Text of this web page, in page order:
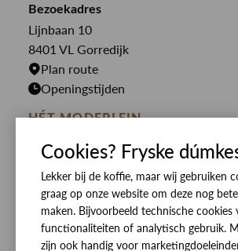
Bekijk alle merken >
Jurken
Rokken
T-shirts
Bezoekadres
Lijnbaan 10
8401 VL Gorredijk
Plan route
Openingstijden
HÉT MODEPLEIN
ZIJ VAN RINSMA
DE HEEREN VAN RINSMA
RINSMA.CONCEPTS
Eten en drinken
CUSTOMER CARE
Veelgestelde vragen
Retourneren & Ruilen
Betaalmethoden
SOCIALS
ZIJ VAN RINSMA DE
Cookies? Fryske
Lekker bij de koffie, maar wij gebruiken
graag op onze website om deze nog
maken. Bijvoorbeeld technische cookies
functionaliteiten of analytisch gebruik.
zijn ook handig voor